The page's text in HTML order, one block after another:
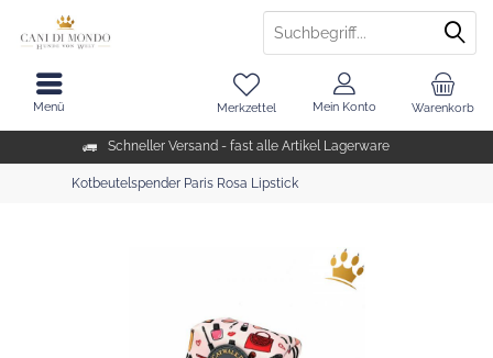
Schneller Versand - fast alle Artikel Lagerware
Warenkorb
Merkzettel Mein Konto
Menü
Kotbeutelspender Paris Rosa Lipstick